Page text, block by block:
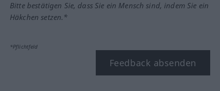
Bitte bestätigen Sie, dass Sie ein Mensch sind, indem Sie ein
Häkchen setzen.*
*Pflichtfeld
Feedback absenden